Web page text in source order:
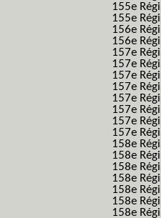
155e
155e
156e
156e
157e
157e
157e
157e
157e
157e
157e
157e
158e
158e
158e
158e
158e
158e
158e